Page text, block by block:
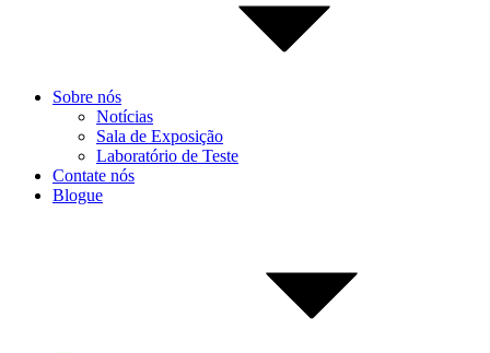
Sobre nós
Notícias
Sala de Exposição
Laboratório de Teste
Contate nós
Blogue